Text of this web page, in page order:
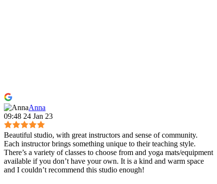
Anna
09:48 24 Jan 23
Beautiful studio, with great instructors and sense of community.
Each instructor brings something unique to their teaching style.
There’s a variety of classes to choose from and yoga mats/equipment
available if you don’t have your own. It is a kind and warm space
and I couldn’t recommend this studio enough!